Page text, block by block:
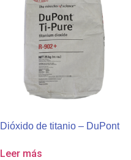
Dióxido de titanio – DuPont
Leer más